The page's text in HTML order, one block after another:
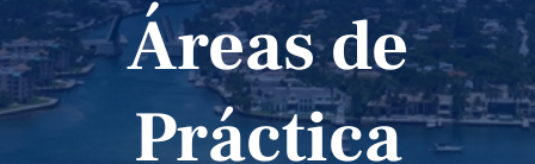
Áreas de
Práctica